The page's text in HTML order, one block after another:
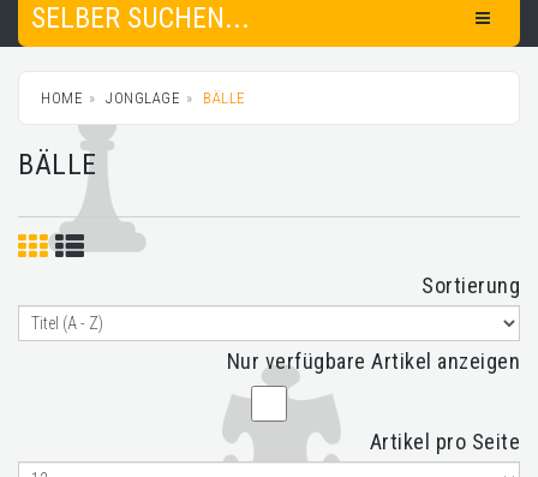
SELBER SUCHEN...
HOME JONGLAGE BÄLLE
BÄLLE
Sortierung
Nur verfügbare Artikel anzeigen
Artikel pro Seite